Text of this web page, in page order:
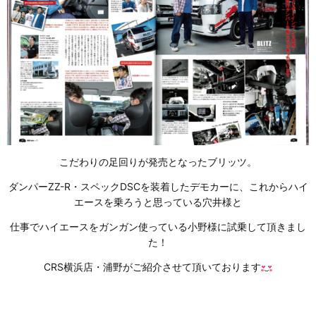
こだわりの足回りが発売となったブリッツ。
ダンパーZZ-R・スペックDSCを装着したデモカーに、これからハイ
エースを乗ろうと思っている穴井様と
仕事でハイエースをガンガン使っている小野様に試乗して頂きまし
た！
CRS横浜店・浦野がご紹介させて頂いております